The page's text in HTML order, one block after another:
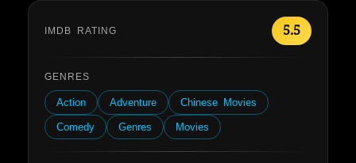
IMDB RATING 5.5
GENRES
Action Adventure
Chinese Movies
Comedy
Genres Movies